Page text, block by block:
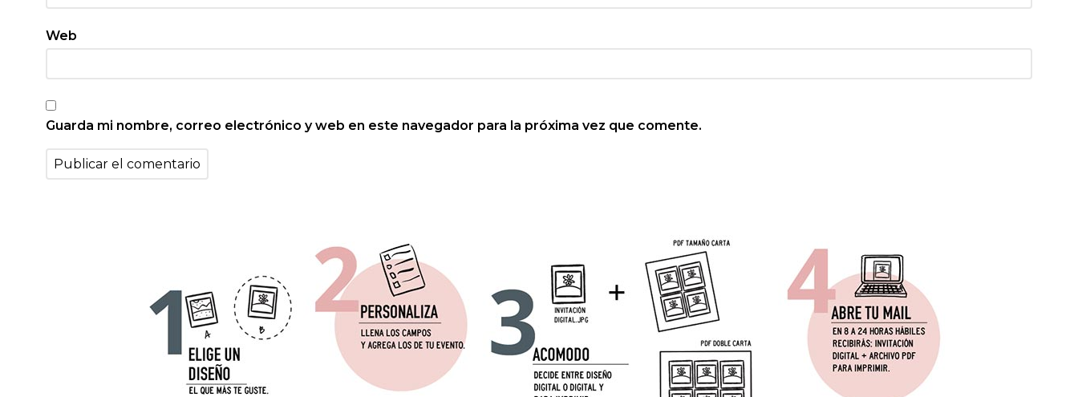
Web
Guarda mi nombre, correo electrónico y web en este navegador para la próxima vez que comente.